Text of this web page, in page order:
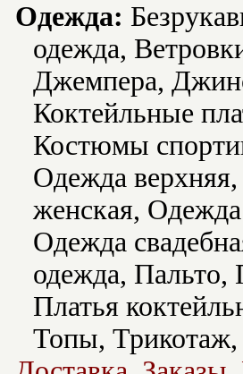
Одежда:
одежда,
Джемпера,
Коктейльные
Костюмы
Одежда
женская,
Одежда
одежда, Пальто,
Платья
Топы,